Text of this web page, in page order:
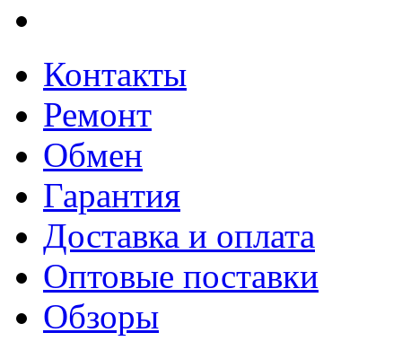
Контакты
Ремонт
Обмен
Гарантия
Доставка и оплата
Оптовые поставки
Обзоры